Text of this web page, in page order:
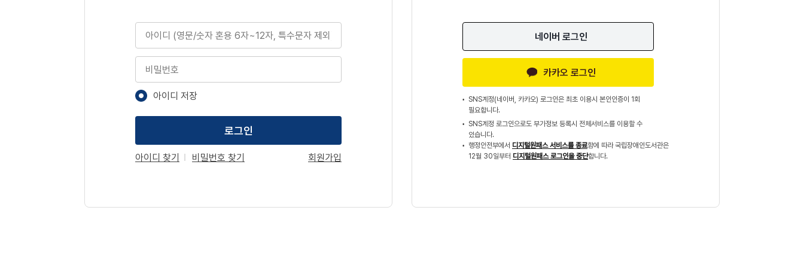
아이디
비밀번호
아이디 저장
로그인
아이디 찾기 비밀번호 찾기 회원가입
네이버 로그인
카카오 로그인
SNS계정(네이버, 카카오) 로그인은 최초 이용시 본인인증이 1회
필요합니다.
SNS계정 로그인으로도 부가정보 등록시 전체서비스를 이용할 수
있습니다.
행정안전부에서 디지털원패스 서비스를 종료함에 따라 국립장애인도서관은
12월 30일부터 디지털원패스 로그인을 중단합니다.